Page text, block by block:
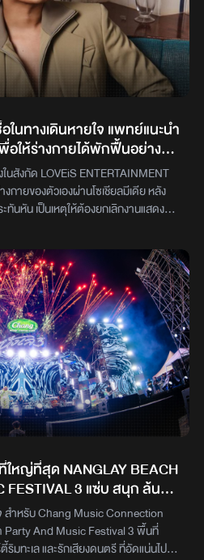
นทางเดินหายใจ แพทย์แนะนำ
อให้ร่างกายได้พักฟื้นอย่าง
สังกัด LOVEiS ENTERTAINMENT
กายของตัวเองผ่านโซเชียลมีเดีย หลัง
นหัน เป็นเหตุให้ต้องยกเลิกงานแสดง
ในเวลาต่อมาเมื่อคืนนี้ (12 กุมภาพันธ์)
งแฟน ๆ เพื่ออัปเดตสุขภาพของตัวเอง
แต่แพทย์แนะนำให้งดใช้เสียง 1 สัปดาห์
อกไปก่อน เพื่อให้ร่างกายได้ฟื้นตัวดี
ะเศร้าที่ต้องงดใช้เสียง มากไปกว่านั้นคือ
นเพลงที่ตั้งใจไปชมการแสดง ซึ่งเสียงทั้ง
าชมคอนเสิร์ต นั่นทำให้เขาต้องออกมา
นท์ บอกว่าเนื่องจากเป็นอาการป่วยที่
เขาเองรู้สึกกังวลและกลัวมากที่สุดครั้ง
ดพบว่าเป็นการติดเชื้อไวรัสในระบบทาง
รับเชื้อจากอากาศ ที่แพร่กระจายจากคนสู่
ะเส้นเสียงอีกทั้งยังฝากคำห่วยใยไปยัง
ดินทางไปในบริเวณที่มีคนจำนวนมาก
มใส่หน้ากากอนามัยก็จะเป็นอีกวิธีที่ช่วย
โรคได้ มากกว่านั้นคือการพักผ่อนให้
ทุกคนเดินทางกลับจากชมคอนเสิร์ต
ละ ‘สุขภาพกายที่ปลอดภัย’ จากการ
หญ่ที่สุด NANGLAY BEACH
FESTIVAL 3 แซ่บ สนุก ล้น
สำหรับ Chang Music Connection
Party And Music Festival 3 พื้นที่
มทะเล และรักเสียงดนตรี ที่อัดแน่นไป